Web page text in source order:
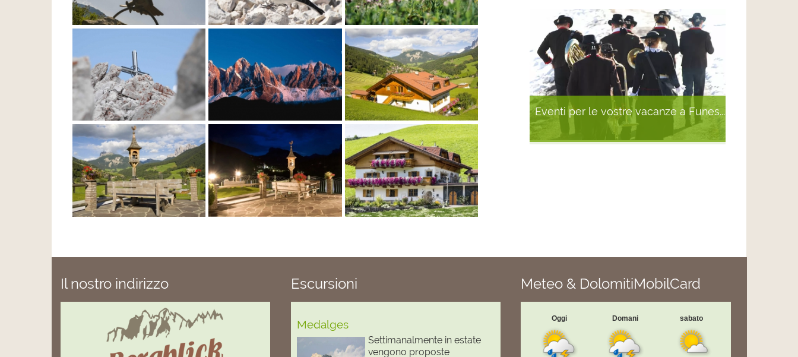
Eventi per le vostre vacanze a Funes...
Il nostro indirizzo Escursioni
Medalges
Settimanalmente in estate
vengono proposte
Meteo & DolomitiMobilCard
Oggi Domani sabato